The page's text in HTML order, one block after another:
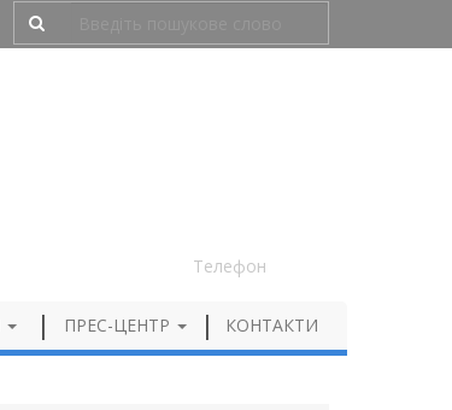
Телефон
ПРЕС-ЦЕНТР КОНТАКТИ